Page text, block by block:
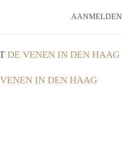
AANMELDEN
DE VENEN IN DEN HAAG
IN DEN HAAG